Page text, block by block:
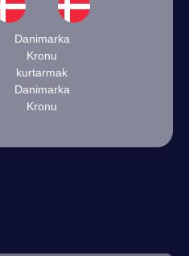
Danimarka
Kronu
kurtarmak
Danimarka
Kronu